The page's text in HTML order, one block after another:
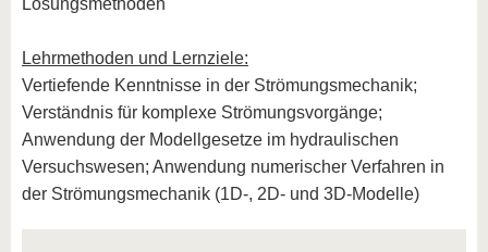
Lösungsmethoden
Lehrmethoden und Lernziele:
Vertiefende Kenntnisse in der Strömungsmechanik;
Verständnis für komplexe Strömungsvorgänge;
Anwendung der Modellgesetze im hydraulischen
Versuchswesen; Anwendung numerischer Verfahren in
der Strömungsmechanik (1D-, 2D- und 3D-Modelle)